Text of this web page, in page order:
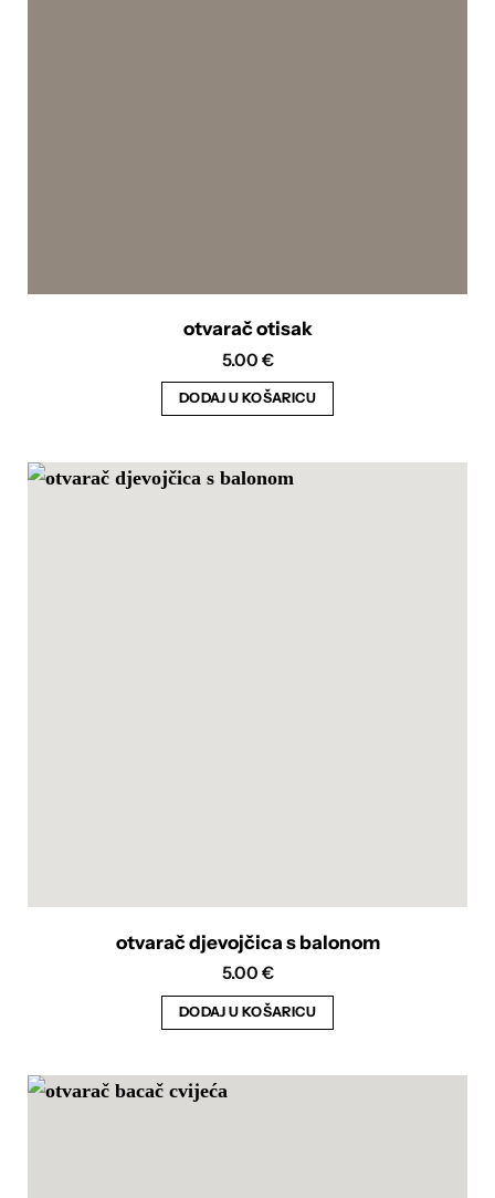
otvarač otisak
5.00 €
DODAJ U KOŠARICU
otvarač djevojčica s balonom
5.00 €
DODAJ U KOŠARICU